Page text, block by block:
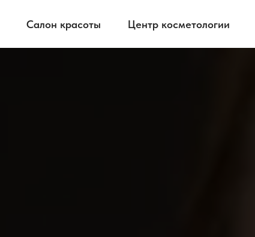
Центр косметологии
Салон красоты